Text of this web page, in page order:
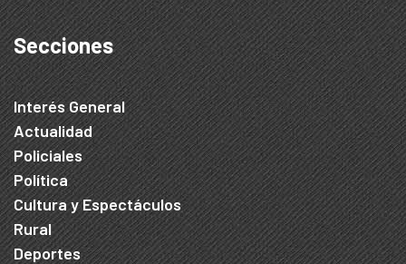
Secciones
Interés General
Actualidad
Policiales
Política
Cultura y Espectáculos
Rural
Deportes